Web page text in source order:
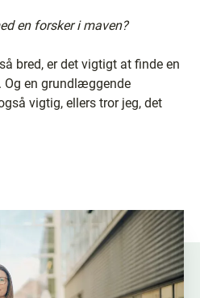
en forsker i maven?
bred, er det vigtigt at finde en
en grundlæggende
vigtig, ellers tror jeg, det